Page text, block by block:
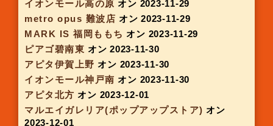
アピタ桑名
オン 2023-10-26
ピアゴ上和田
オン 2023-10-26
アピア各務原オン 2023-10-26
レクト
オン 2023-10-27
名駅地下街サンロード店
アルプラザ茨木 オン 2023-11-01
イオンモール四日市北
オン 2023-11-02
アピタ一宮
オン 2023-11-02